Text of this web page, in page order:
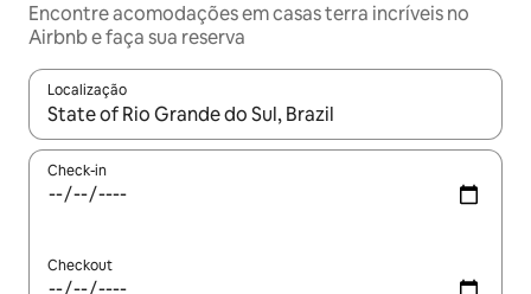
Encontre acomodações em casas terra incríveis no
Airbnb e faça sua reserva
Localização
Quando os resultados estiverem disponíveis, explore-os
Check-in
Checkout